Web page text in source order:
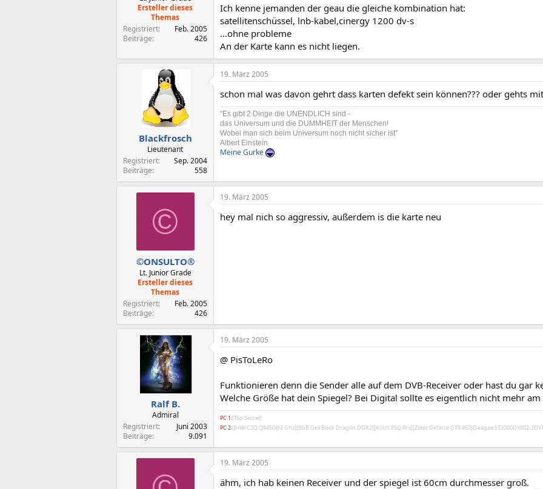
Ersteller dieses
Themas
Registriert
Feb. 2005
Beiträge
426
Ich kenne jemanden der geau die gleiche kombination hat:
satellitenschüssel, lnb-kabel,cinergy 1200 dv-s
...ohne probleme
An der Karte kann es nicht liegen.
Blackfrosch
Lieutenant
Registriert
Sep. 2004
Beiträge
558
19. März 2005
schon mal was davon gehrt dass karten defekt sein können??? oder gehts mit
"Es gibt 2 Dinge die UNENDLICH sind -
das Universum und die DUMMHEIT der Menschen!
Wobei man sich beim Universum noch nicht sicher ist"
Albert Einstein
Meine Gurke
©
©ONSULTO®
Lt. Junior Grade
Ersteller dieses
Themas
Registriert
Feb. 2005
Beiträge
426
19. März 2005
hey mal nich so aggressiv, außerdem is die karte neu
Ralf B.
Admiral
Registriert
Juni 2003
Beiträge
9.091
19. März 2005
@ PisToLeRo
Funktionieren denn die Sender alle auf dem DVB-Receiver oder hast du gar
Welche Größe hat dein Spiegel? Bei Digital sollte es eigentlich nicht mehr
PC 1:[Top Secret]
PC 2:[Intel C2Q Q9450@3 Ghz][8GB Geil Black Dragon DDR2][ASUS P5Q Pro][Zotac Geforce GTX 960][Seagae ST2000DX002-
19. März 2005
ähm, ich hab keinen Receiver und der spiegel ist 60cm durchmesser groß.